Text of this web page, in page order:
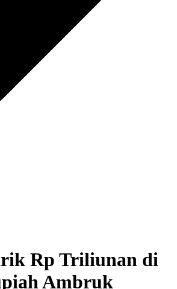
Rp Triliunan di
Ambruk